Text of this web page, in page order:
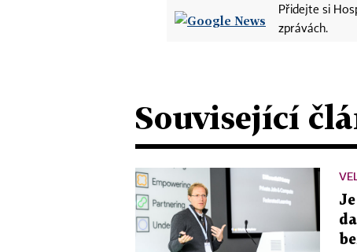
Přidejte si
zprávách.
Související